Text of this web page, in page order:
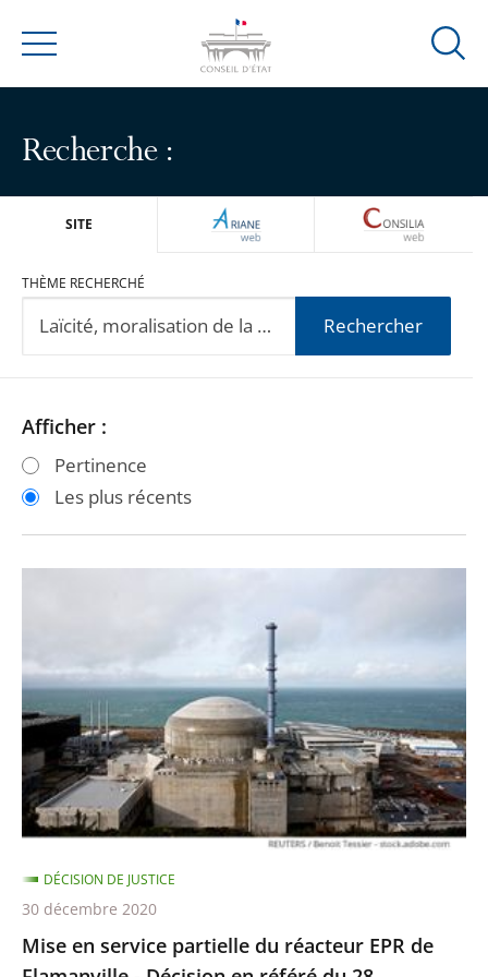
Menu
Ouvrir
Recherche :
SITE ARIANEWEB
THÈME RECHERCHÉ
Rechercher
Passer
les
filtres
Passer
les
filtres
Afficher :
Pertinence
Les plus récents
partielle
du
réacteur
EPR
de
Flamanville
Décision
en
référé
Mise en service partielle du réacteur EPR de
DÉCISION DE JUSTICE
30 décembre 2020